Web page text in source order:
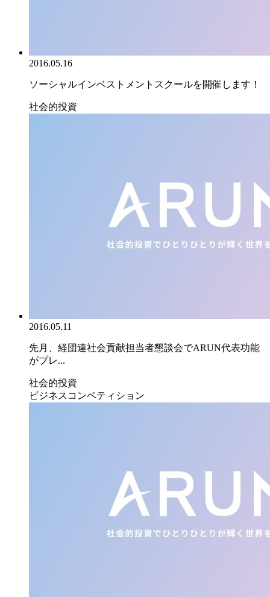
2016.05.16
ソーシャルインベストメントスクールを開催します！
社会的投資
2016.05.11
先月、経団連社会貢献担当者懇談会でARUN代表功能
がプレ...
社会的投資
ビジネスコンペティション